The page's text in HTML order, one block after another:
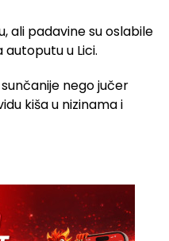
ali padavine su oslabile
autoputu u Lici.
nego jučer
kiša u nizinama i